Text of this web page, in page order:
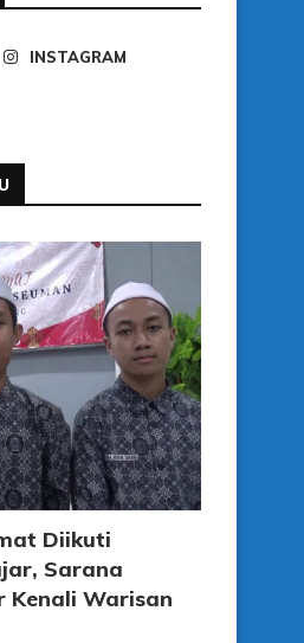
INSTAGRAM
Diikuti
Sarana
Kenali Warisan